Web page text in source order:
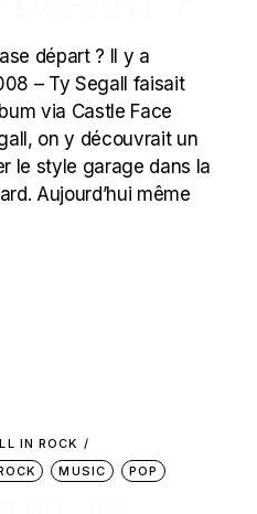
départ ? Il y a
– Ty Segall faisait
via Castle Face
on y découvrait un
le style garage dans la
Aujourd’hui même
IN ROCK
MUSIC POP